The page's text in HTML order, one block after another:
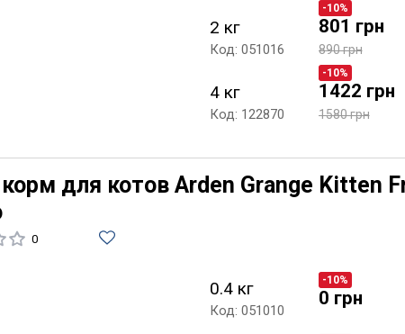
2 кг
Код: 051016
-10%
801 грн
890 грн
4 кг
Код: 122870
-10%
1422 грн
1580 грн
для котов Arden Grange Kitten
0
0.4 кг
Код: 051010
-10%
0 грн